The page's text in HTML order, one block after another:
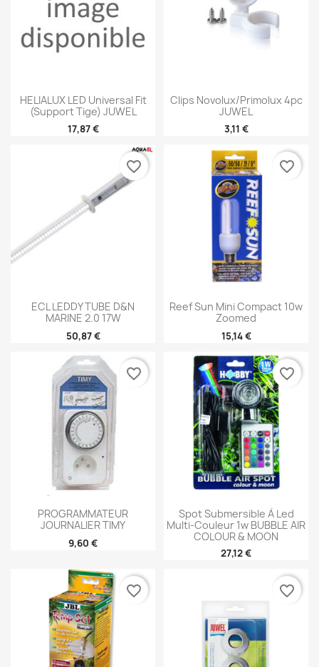
HELIALUX LED Universal Fit
(support Tige) JUWEL
17,87 €
Clips Novolux/Primolux 4pc
JUWEL
3,11 €
ECL LEDDY TUBE D&N
MARINE 2.0 17W
50,87 €
favorite_border
Reef Sun Mini Compact 10w
Zoomed
15,14 €
favorite_border
PROGRAMMATEUR
JOURNALIER TIMY
9,60 €
favorite_border
Spot Submersible À Led
Multi-Couleur 1w BUBBLE AIR
COLOUR & MOON
27,12 €
favorite_border
favorite_border favorite_border